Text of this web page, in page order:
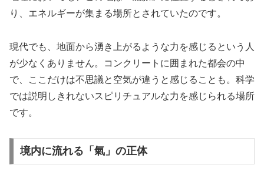
り、エネルギーが集まる場所とされていたのです。
現代でも、地面から湧き上がるような力を感じるという人
が少なくありません。コンクリートに囲まれた都会の中
で、ここだけは不思議と空気が違うと感じることも。科学
では説明しきれないスピリチュアルな力を感じられる場所
です。
境内に流れる「氣」の正体